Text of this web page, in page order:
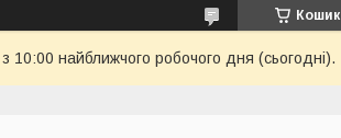
Кошик
10:00 найближчого робочого дня (сьогодні).